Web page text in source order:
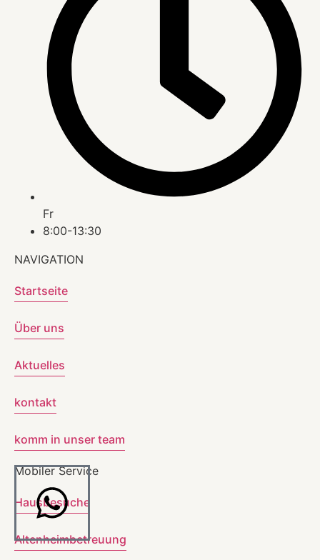
Fr
8:00-13:30
NAVIGATION
Startseite
Über uns
Aktuelles
kontakt
komm in unser team
Mobiler Service
Hausbesuche
Altenheimbetreuung